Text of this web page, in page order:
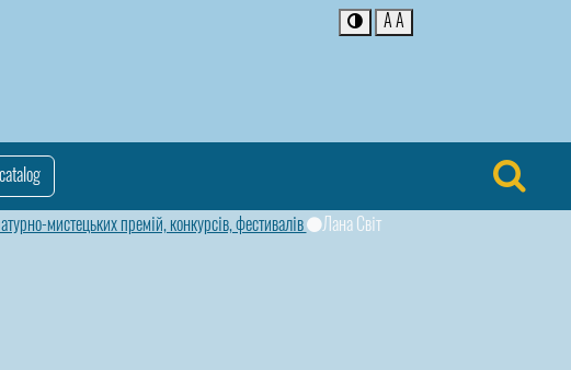
A A
мистецьких премій, конкурсів, фестивалів Лана Світ